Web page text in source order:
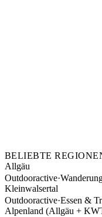
BELIEBTE
Allgäu
Outdooractive·
Kleinwalsertal
Outdooractive·Essen &
Alpenland (Allgäu +